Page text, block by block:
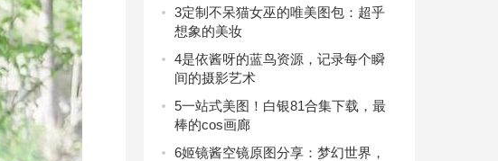
3定制不呆猫女巫的唯美图包：超乎
想象的美妆
4是依酱呀的蓝鸟资源，记录每个瞬
间的摄影艺术
5一站式美图！白银81合集下载，最
棒的cos画廊
6姬镜酱空镜原图分享：梦幻世界，